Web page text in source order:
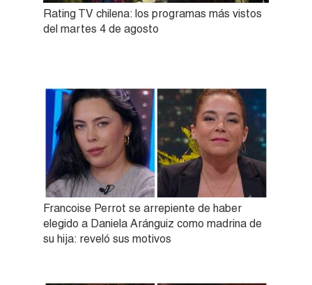
Rating TV chilena: los programas más vistos
del martes 4 de agosto
Francoise Perrot se arrepiente de haber
elegido a Daniela Aránguiz como madrina de
su hija: reveló sus motivos